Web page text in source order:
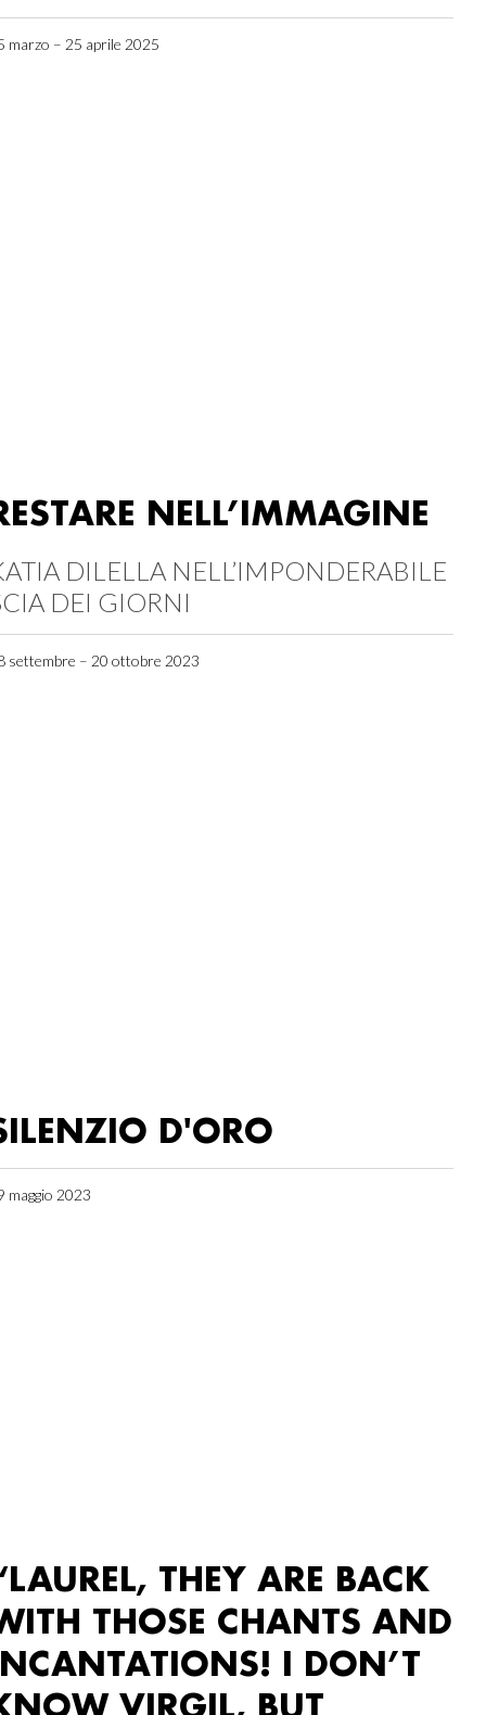
marzo – 25 aprile 2025
NELL’IMMAGINE
DILELLA NELL’IMPONDERABILE
DEI GIORNI
settembre – 20 ottobre 2023
D'ORO
maggio 2023
THEY ARE BACK
THOSE CHANTS AND
I DON’T
VIRGIL, BUT